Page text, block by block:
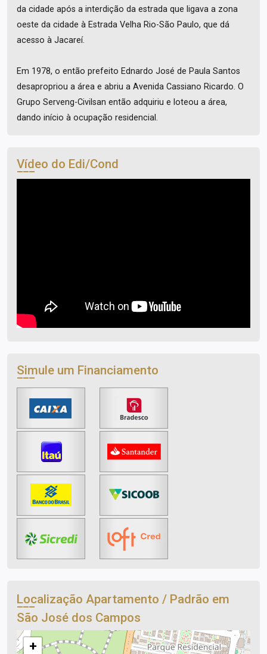
da cidade após a interdição da estrada que ligava a zona
oeste da cidade à Estrada Velha Rio-São Paulo, que dá
acesso à Jacareí.
Em 1978, o então prefeito Ednardo José de Paula Santos
desapropriou a área e abriu a Avenida Cassiano Ricardo. O
Grupo Serveng-Civilsan então adquiriu e loteou a área,
dando início à ocupação residencial.
Vídeo do Edi/Cond
Simule um Financiamento
Localização Apartamento / Padrão em
São José dos Campos
+